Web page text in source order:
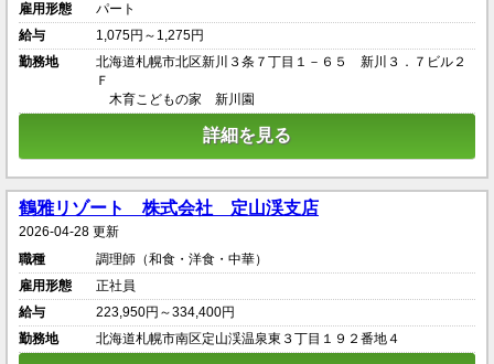
雇用形態
パート
給与
1,075円～1,275円
勤務地
北海道札幌市北区新川３条７丁目１－６５ 新川３．７ビル２
Ｆ
木育こどもの家 新川園
詳細を見る
鶴雅リゾート 株式会社 定山渓支店
2026-04-28 更新
職種
調理師（和食・洋食・中華）
雇用形態
正社員
給与
223,950円～334,400円
勤務地
北海道札幌市南区定山渓温泉東３丁目１９２番地４